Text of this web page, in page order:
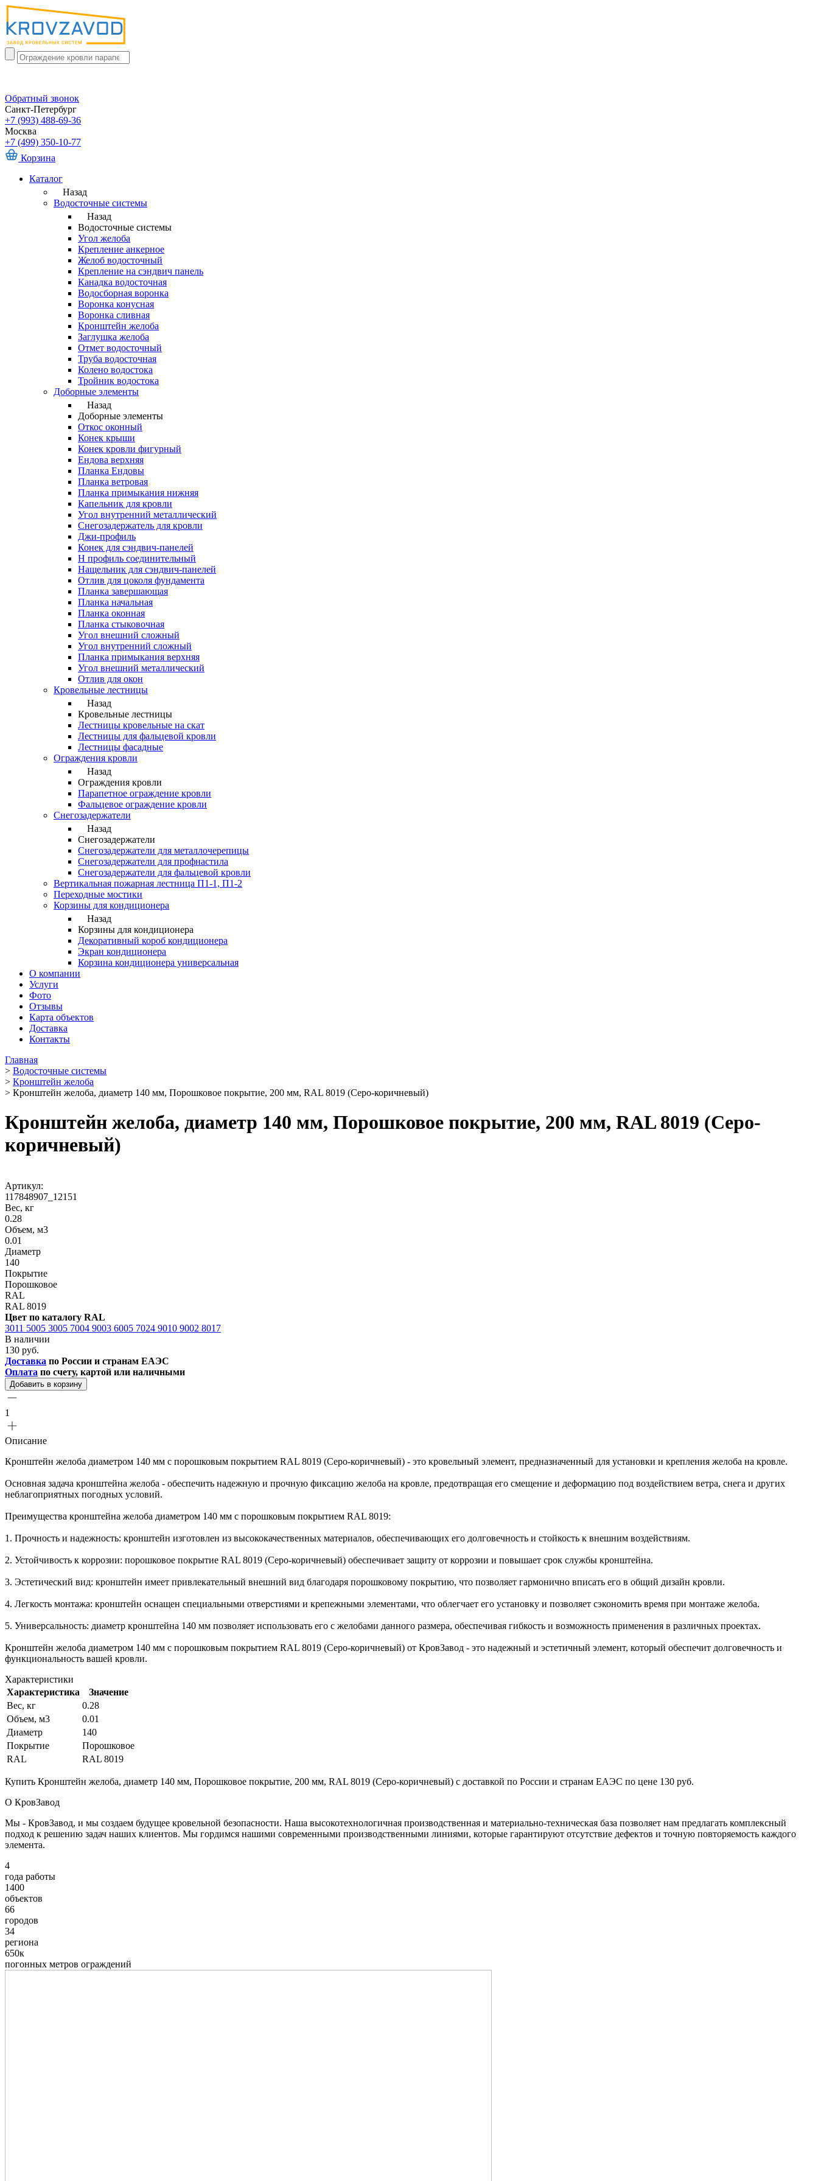
Обратный звонок
Санкт-Петербург
+7 (993) 488-69-36
Москва
+7 (499) 350-10-77
Корзина
Каталог
Назад
Водосточные системы
Назад
Водосточные системы
Угол желоба
Крепление анкерное
Желоб водосточный
Крепление на сэндвич панель
Канадка водосточная
Водосборная воронка
Воронка конусная
Воронка сливная
Кронштейн желоба
Заглушка желоба
Отмет водосточный
Труба водосточная
Колено водостока
Тройник водостока
Доборные элементы
Назад
Доборные элементы
Откос оконный
Конек крыши
Конек кровли фигурный
Ендова верхняя
Планка Ендовы
Планка ветровая
Планка примыкания нижняя
Капельник для кровли
Угол внутренний металлический
Снегозадержатель для кровли
Джи-профиль
Конек для сэндвич-панелей
Н профиль соединительный
Нащельник для сэндвич-панелей
Отлив для цоколя фундамента
Планка завершающая
Планка начальная
Планка оконная
Планка стыковочная
Угол внешний сложный
Угол внутренний сложный
Планка примыкания верхняя
Угол внешний металлический
Отлив для окон
Кровельные лестницы
Назад
Кровельные лестницы
Лестницы кровельные на скат
Лестницы для фальцевой кровли
Лестницы фасадные
Ограждения кровли
Назад
Ограждения кровли
Парапетное ограждение кровли
Фальцевое ограждение кровли
Снегозадержатели
Назад
Снегозадержатели
Снегозадержатели для металлочерепицы
Снегозадержатели для профнастила
Снегозадержатели для фальцевой кровли
Вертикальная пожарная лестница П1-1, П1-2
Переходные мостики
Корзины для кондиционера
Назад
Корзины для кондиционера
Декоративный короб кондиционера
Экран кондиционера
Корзина кондиционера универсальная
О компании
Услуги
Фото
Отзывы
Карта объектов
Доставка
Контакты
Главная
> Водосточные системы
> Кронштейн желоба
> Кронштейн желоба, диаметр 140 мм, Порошковое покрытие, 200 мм, RAL 8019 (Серо-коричневый)
Кронштейн желоба, диаметр 140 мм, Порошковое покрытие, 200 мм, RAL 8019 (Серо-
коричневый)
Артикул:
117848907_12151
Вес, кг
0.28
Объем, м3
0.01
Диаметр
140
Покрытие
Порошковое
RAL
RAL 8019
Цвет по каталогу RAL
3011 5005 3005 7004 9003 6005 7024 9010 9002 8017
В наличии
130 руб.
Доставка по России и странам ЕАЭС
Оплата по счету, картой или наличными
Добавить в корзину
1
Описание
Кронштейн желоба диаметром 140 мм с порошковым покрытием RAL 8019 (Серо-коричневый) - это кровельный элемент, предназначенный для установки и крепления желоба на кровле.
Основная задача кронштейна желоба - обеспечить надежную и прочную фиксацию желоба на кровле, предотвращая его смещение и деформацию под воздействием ветра, снега и других
неблагоприятных погодных условий.
Преимущества кронштейна желоба диаметром 140 мм с порошковым покрытием RAL 8019:
1. Прочность и надежность: кронштейн изготовлен из высококачественных материалов, обеспечивающих его долговечность и стойкость к внешним воздействиям.
2. Устойчивость к коррозии: порошковое покрытие RAL 8019 (Серо-коричневый) обеспечивает защиту от коррозии и повышает срок службы кронштейна.
3. Эстетический вид: кронштейн имеет привлекательный внешний вид благодаря порошковому покрытию, что позволяет гармонично вписать его в общий дизайн кровли.
4. Легкость монтажа: кронштейн оснащен специальными отверстиями и крепежными элементами, что облегчает его установку и позволяет сэкономить время при монтаже желоба.
5. Универсальность: диаметр кронштейна 140 мм позволяет использовать его с желобами данного размера, обеспечивая гибкость и возможность применения в различных проектах.
Кронштейн желоба диаметром 140 мм с порошковым покрытием RAL 8019 (Серо-коричневый) от КровЗавод - это надежный и эстетичный элемент, который обеспечит долговечность и
функциональность вашей кровли.
Характеристики
Характеристика
Значение
Вес, кг
0.28
Объем, м3
0.01
Диаметр
140
Покрытие
Порошковое
RAL
RAL 8019
Купить Кронштейн желоба, диаметр 140 мм, Порошковое покрытие, 200 мм, RAL 8019 (Серо-коричневый) с доставкой по России и странам ЕАЭС по цене 130 руб.
О КровЗавод
Мы - КровЗавод, и мы создаем будущее кровельной безопасности. Наша высокотехнологичная производственная и материально-техническая база позволяет нам предлагать комплексный
подход к решению задач наших клиентов. Мы гордимся нашими современными производственными линиями, которые гарантируют отсутствие дефектов и точную повторяемость каждого
элемента.
4
года работы
1400
объектов
66
городов
34
региона
650к
погонных метров ограждений